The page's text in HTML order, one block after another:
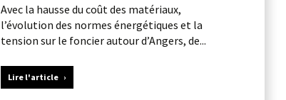
Avec la hausse du coût des matériaux,
l’évolution des normes énergétiques et la
tension sur le foncier autour d’Angers, de...
Lire l'article